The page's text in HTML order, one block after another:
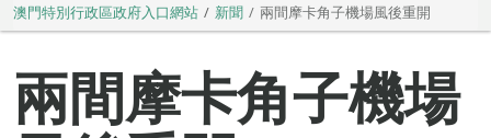
澳門特別行政區政府入口網站 新聞 兩間摩卡角子機場風後重開
兩間摩卡角子機場